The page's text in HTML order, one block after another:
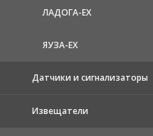
ЛАДОГА-EX
ЯУЗА-ЕХ
Датчики и сигнализаторы
Извещатели